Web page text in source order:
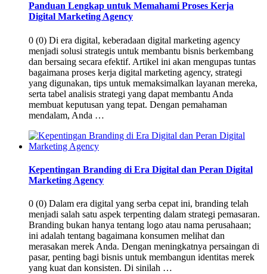
Panduan Lengkap untuk Memahami Proses Kerja
Digital Marketing Agency
0 (0) Di era digital, keberadaan digital marketing agency
menjadi solusi strategis untuk membantu bisnis berkembang
dan bersaing secara efektif. Artikel ini akan mengupas tuntas
bagaimana proses kerja digital marketing agency, strategi
yang digunakan, tips untuk memaksimalkan layanan mereka,
serta tabel analisis strategi yang dapat membantu Anda
membuat keputusan yang tepat. Dengan pemahaman
mendalam, Anda …
Kepentingan Branding di Era Digital dan Peran Digital
Marketing Agency
0 (0) Dalam era digital yang serba cepat ini, branding telah
menjadi salah satu aspek terpenting dalam strategi pemasaran.
Branding bukan hanya tentang logo atau nama perusahaan;
ini adalah tentang bagaimana konsumen melihat dan
merasakan merek Anda. Dengan meningkatnya persaingan di
pasar, penting bagi bisnis untuk membangun identitas merek
yang kuat dan konsisten. Di sinilah …